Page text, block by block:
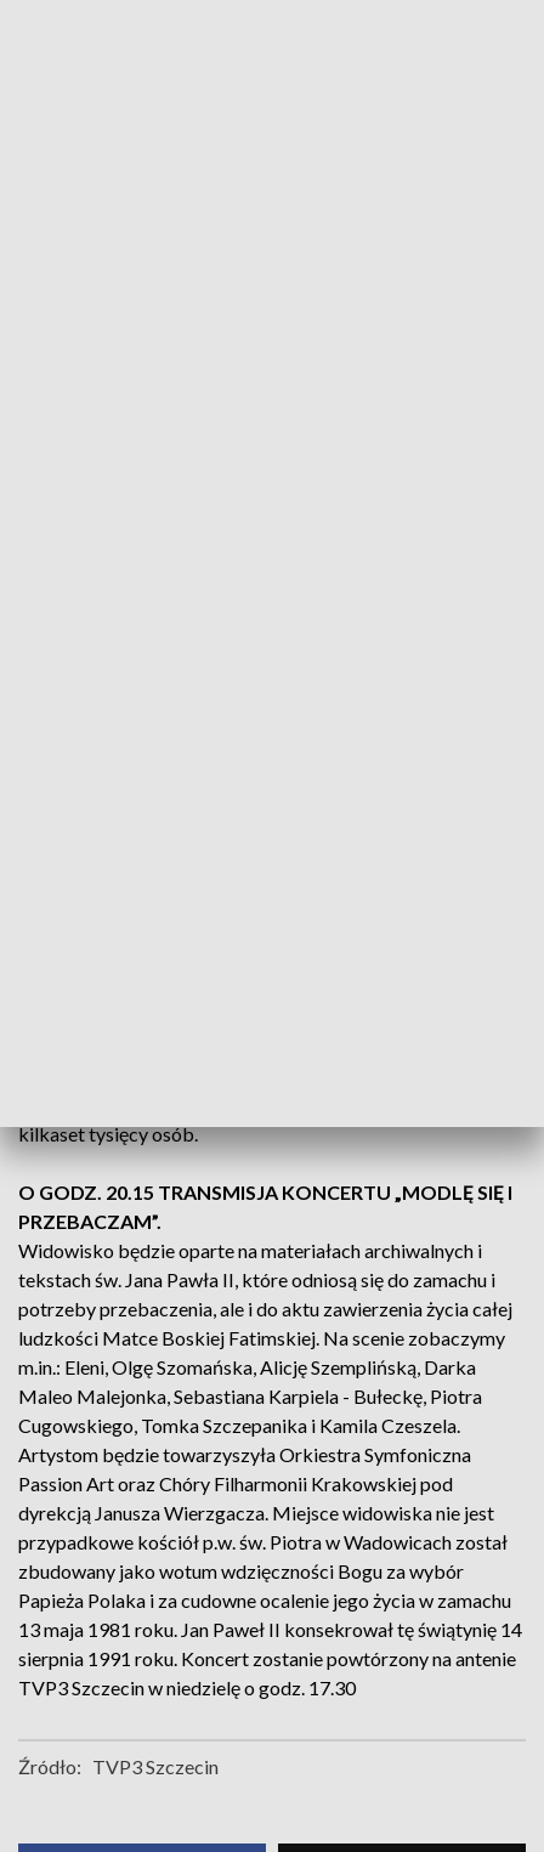
kilkaset tysięcy osób.
O GODZ. 20.15 TRANSMISJA KONCERTU „MODLĘ SIĘ I
PRZEBACZAM”.
Widowisko będzie oparte na materiałach archiwalnych i
tekstach św. Jana Pawła II, które odniosą się do zamachu i
potrzeby przebaczenia, ale i do aktu zawierzenia życia całej
ludzkości Matce Boskiej Fatimskiej. Na scenie zobaczymy
m.in.: Eleni, Olgę Szomańska, Alicję Szemplińską, Darka
Maleo Malejonka, Sebastiana Karpiela - Bułeckę, Piotra
Cugowskiego, Tomka Szczepanika i Kamila Czeszela.
Artystom będzie towarzyszyła Orkiestra Symfoniczna
Passion Art oraz Chóry Filharmonii Krakowskiej pod
dyrekcją Janusza Wierzgacza. Miejsce widowiska nie jest
przypadkowe kościół p.w. św. Piotra w Wadowicach został
zbudowany jako wotum wdzięczności Bogu za wybór
Papieża Polaka i za cudowne ocalenie jego życia w zamachu
13 maja 1981 roku. Jan Paweł II konsekrował tę świątynię 14
sierpnia 1991 roku. Koncert zostanie powtórzony na antenie
TVP3 Szczecin w niedzielę o godz. 17.30
Źródło: TVP3 Szczecin